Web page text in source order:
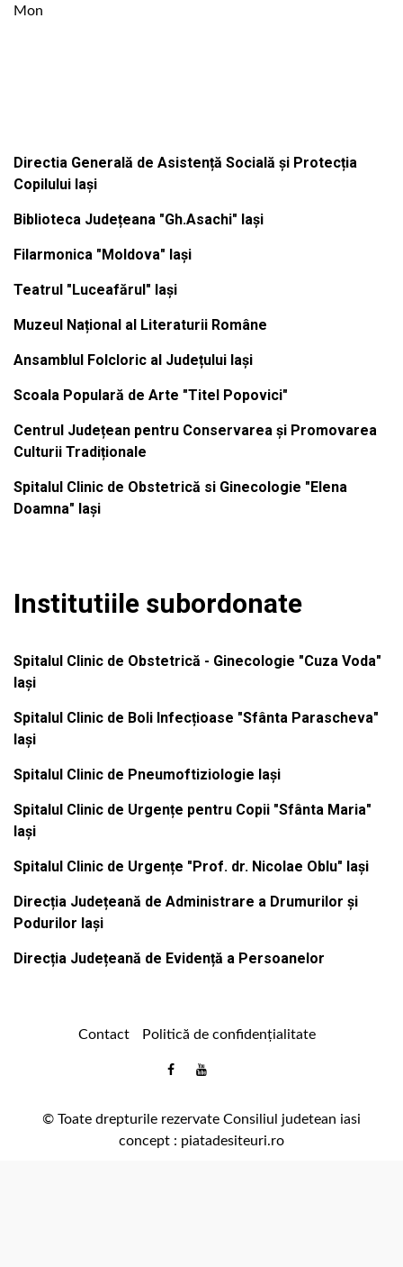
Mon
Directia Generală de Asistență Socială și Protecția
Copilului Iași
Biblioteca Județeana "Gh.Asachi" Iași
Filarmonica "Moldova" Iași
Teatrul "Luceafărul" Iași
Muzeul Național al Literaturii Române
Ansamblul Folcloric al Județului Iași
Scoala Populară de Arte "Titel Popovici"
Centrul Județean pentru Conservarea și Promovarea
Culturii Tradiționale
Spitalul Clinic de Obstetrică si Ginecologie "Elena
Doamna" Iași
Institutiile subordonate
Spitalul Clinic de Obstetrică - Ginecologie "Cuza Voda"
Iași
Spitalul Clinic de Boli Infecțioase "Sfânta Parascheva"
Iași
Spitalul Clinic de Pneumoftiziologie Iași
Spitalul Clinic de Urgențe pentru Copii "Sfânta Maria"
Iași
Spitalul Clinic de Urgențe "Prof. dr. Nicolae Oblu" Iași
Direcția Județeană de Administrare a Drumurilor și
Podurilor Iași
Direcția Județeană de Evidență a Persoanelor
Contact Politică de confidențialitate
Facebook
Youtube
comunicare@icc.ro
© Toate drepturile rezervate Consiliul judetean iasi
concept : piatadesiteuri.ro